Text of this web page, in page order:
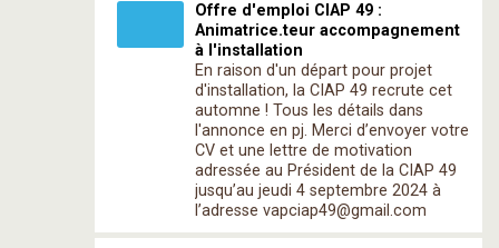
Offre d'emploi CIAP 49 :
Animatrice.teur accompagnement
à l'installation
En raison d'un départ pour projet
d'installation, la CIAP 49 recrute cet
automne ! Tous les détails dans
l'annonce en pj. Merci d’envoyer votre
CV et une lettre de motivation
adressée au Président de la CIAP 49
jusqu’au jeudi 4 septembre 2024 à
l’adresse vapciap49@gmail.com